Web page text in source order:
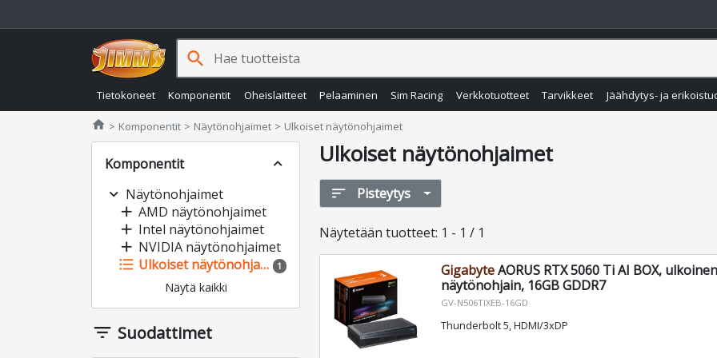
Tietokoneet Komponentit Oheislaitteet Pelaaminen Sim Racing Verkkotuotteet Tarvikkeet Jäähdytys- ja
search
home Jimms.fi
Komponentit Näytönohjaimet Ulkoiset näytönohjaimet
Komponentit
expand_less
expand_more Näytönohjaimet
add AMD näytönohjaimet
add Intel näytönohjaimet
add NVIDIA näytönohjaimet
format_list_bulleted Ulkoiset näytönohjaimet 1
Näytä kaikki
filter_list Suodattimet
Ulkoiset näytönohjaimet
sort Pisteytys
Näytetään tuotteet: 1 - 1 / 1
GigabyteAORUS RTX 5060 Ti AI BOX, ulkoinen
näytönohjain, 16GB GDDR7
GV-N506TIXEB-16GD
Thunderbolt 5, HDMI/3xDP